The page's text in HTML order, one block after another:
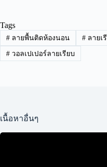
Tags
#ลายพื้นติดห้องนอน #ลายเ
#วอลเปเปอร์ลายเรียบ
เนื้อหาอื่นๆ